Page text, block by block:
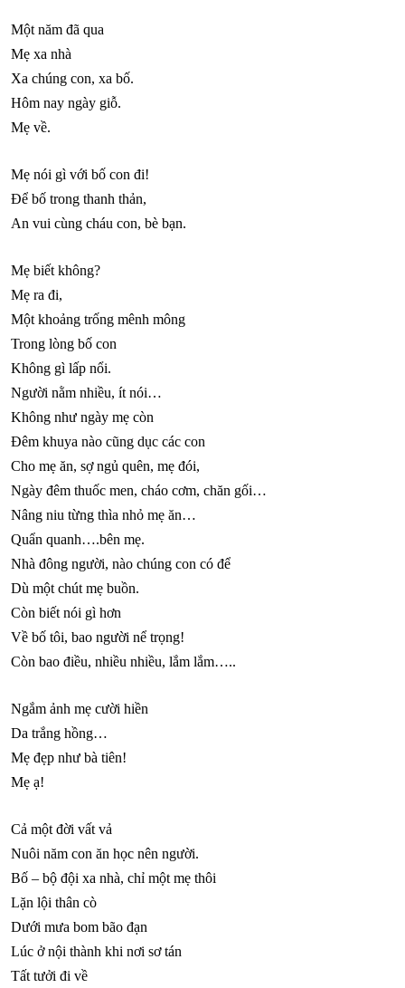
Một năm đã qua
Mẹ xa nhà
Xa chúng con, xa bố.
Hôm nay ngày giỗ.
Mẹ về.
Mẹ nói gì với bố con đi!
Để bố trong thanh thản,
An vui cùng cháu con, bè bạn.
Mẹ biết không?
Mẹ ra đi,
Một khoảng trống mênh mông
Trong lòng bố con
Không gì lấp nổi.
Người nằm nhiều, ít nói…
Không như ngày mẹ còn
Đêm khuya nào cũng dục các con
Cho mẹ ăn, sợ ngủ quên, mẹ đói,
Ngày đêm thuốc men, cháo cơm, chăn gối…
Nâng niu từng thìa nhỏ mẹ ăn…
Quẩn quanh….bên mẹ.
Nhà đông người, nào chúng con có để
Dù một chút mẹ buồn.
Còn biết nói gì hơn
Về bố tôi, bao người nể trọng!
Còn bao điều, nhiều nhiều, lắm lắm…..
Ngắm ảnh mẹ cười hiền
Da trắng hồng…
Mẹ đẹp như bà tiên!
Mẹ ạ!
Cả một đời vất vả
Nuôi năm con ăn học nên người.
Bố – bộ đội xa nhà, chỉ một mẹ thôi
Lặn lội thân cò
Dưới mưa bom bão đạn
Lúc ở nội thành khi nơi sơ tán
Tất tưởi đi về